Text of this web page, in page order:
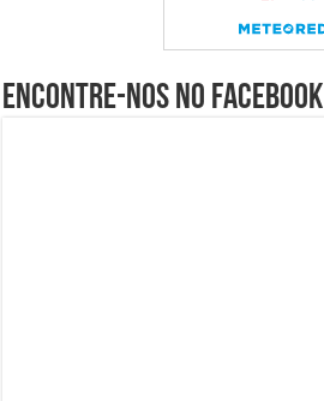
Encontre-nos no Facebook